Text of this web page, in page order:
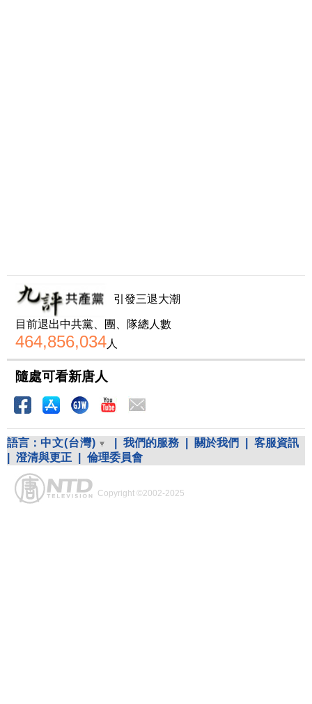
引發三退大潮
目前退出中共黨、團、隊總人數
464,856,034人
隨處可看新唐人
語言： 中文(台灣) 我們的服務 關於我們
客服資訊
澄清與更正 倫理委員會
Copyright ©2002-2025